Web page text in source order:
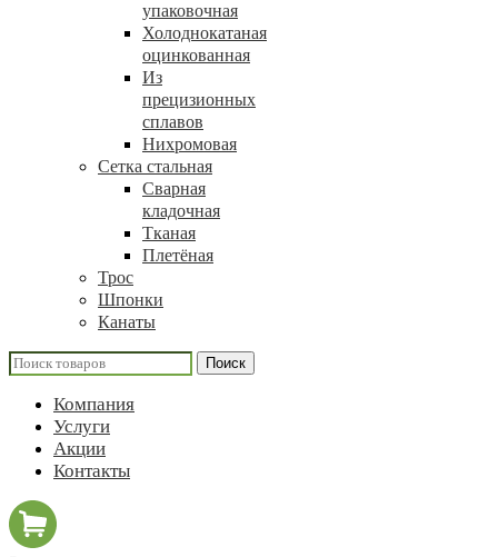
упаковочная
Холоднокатаная
оцинкованная
Из
прецизионных
сплавов
Нихромовая
Сетка стальная
Сварная
кладочная
Тканая
Плетёная
Трос
Шпонки
Канаты
Поиск
Компания
Услуги
Акции
Контакты